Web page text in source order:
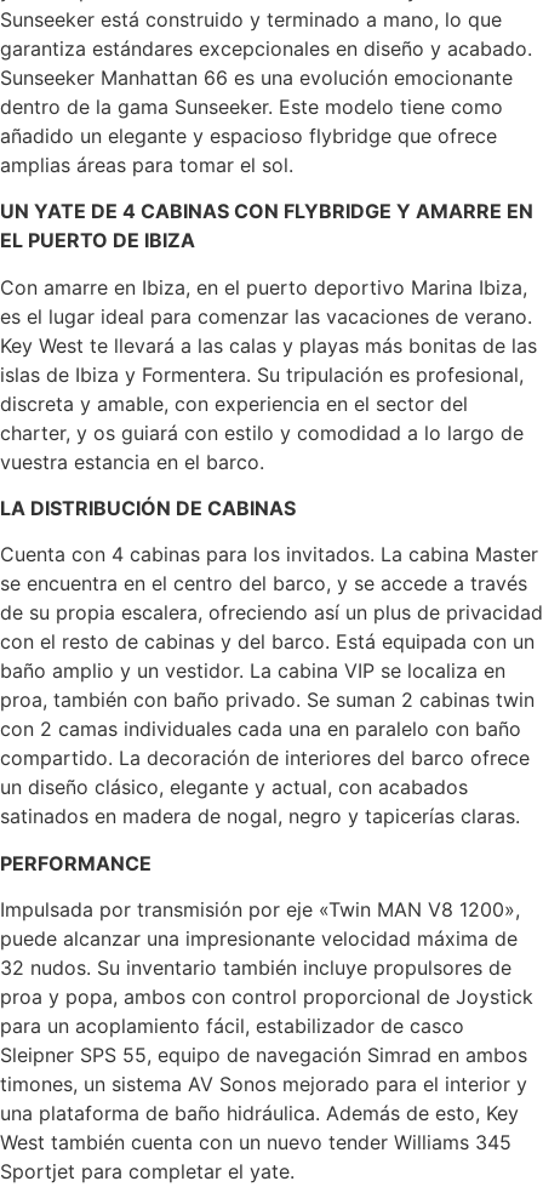
Sunseeker está construido y terminado a mano, lo que
garantiza estándares excepcionales en diseño y acabado.
Sunseeker Manhattan 66 es una evolución emocionante
dentro de la gama Sunseeker. Este modelo tiene como
añadido un elegante y espacioso flybridge que ofrece
amplias áreas para tomar el sol.
UN YATE DE 4 CABINAS CON FLYBRIDGE Y AMARRE EN
EL PUERTO DE IBIZA
Con amarre en Ibiza, en el puerto deportivo Marina Ibiza,
es el lugar ideal para comenzar las vacaciones de verano.
Key West te llevará a las calas y playas más bonitas de las
islas de Ibiza y Formentera. Su tripulación es profesional,
discreta y amable, con experiencia en el sector del
charter, y os guiará con estilo y comodidad a lo largo de
vuestra estancia en el barco.
LA DISTRIBUCIÓN DE CABINAS
Cuenta con 4 cabinas para los invitados. La cabina Master
se encuentra en el centro del barco, y se accede a través
de su propia escalera, ofreciendo así un plus de privacidad
con el resto de cabinas y del barco. Está equipada con un
baño amplio y un vestidor. La cabina VIP se localiza en
proa, también con baño privado. Se suman 2 cabinas twin
con 2 camas individuales cada una en paralelo con baño
compartido. La decoración de interiores del barco ofrece
un diseño clásico, elegante y actual, con acabados
satinados en madera de nogal, negro y tapicerías claras.
PERFORMANCE
Impulsada por transmisión por eje «Twin MAN V8 1200»,
puede alcanzar una impresionante velocidad máxima de
32 nudos. Su inventario también incluye propulsores de
proa y popa, ambos con control proporcional de Joystick
para un acoplamiento fácil, estabilizador de casco
Sleipner SPS 55, equipo de navegación Simrad en ambos
timones, un sistema AV Sonos mejorado para el interior y
una plataforma de baño hidráulica. Además de esto, Key
West también cuenta con un nuevo tender Williams 345
Sportjet para completar el yate.